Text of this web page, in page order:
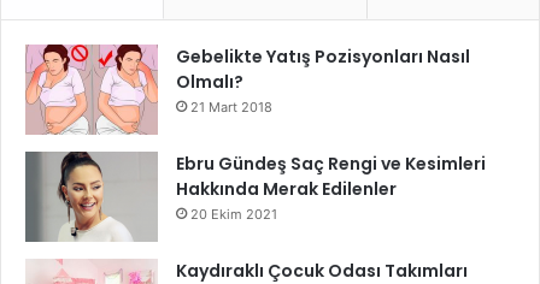
Gebelikte Yatış Pozisyonları Nasıl
Olmalı?
21 Mart 2018
Ebru Gündeş Saç Rengi ve Kesimleri
Hakkında Merak Edilenler
20 Ekim 2021
Kaydıraklı Çocuk Odası Takımları